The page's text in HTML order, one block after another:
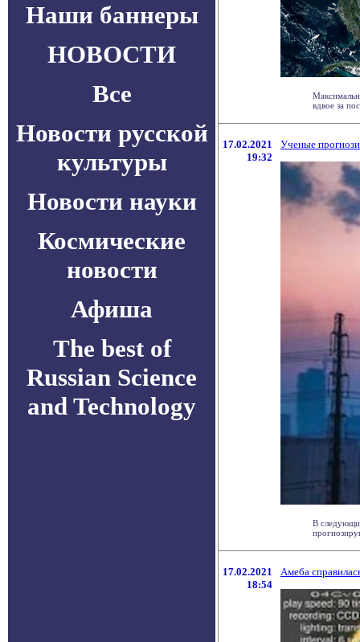
Наши баннеры
НОВОСТИ
Все
Новости русской
культуры
Новости науки
Космические
новости
Афиша
The best of
Russian Science
and Technology
вдвое за
17.02.2021
19:32
Ученые
В
17.02.2021
18:54
Амеба